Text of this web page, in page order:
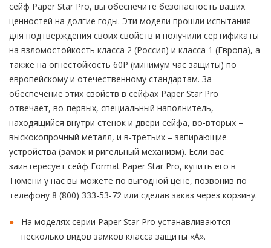
сейф Paper Star Pro, вы обеспечите безопасность ваших
ценностей на долгие годы. Эти модели прошли испытания
для подтверждения своих свойств и получили сертификаты
на взломостойкость класса 2 (Россия) и класса 1 (Европа), а
также на огнестойкость 60P (минимум час защиты) по
европейскому и отечественному стандартам. За
обеспечение этих свойств в сейфах Paper Star Pro
отвечает, во-первых, специальный наполнитель,
находящийся внутри стенок и двери сейфа, во-вторых –
выскокопрочный металл, и в-третьих – запирающие
устройства (замок и ригельный механизм). Если вас
заинтересует сейф Format Paper Star Pro, купить его в
Тюмени у нас вы можете по выгодной цене, позвонив по
телефону 8 (800) 333-53-72 или сделав заказ через корзину.
На моделях серии Paper Star Pro устанавливаются
несколько видов замков класса защиты «А».